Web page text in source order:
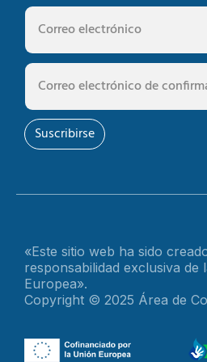
Suscribirse
«Este sitio web ha sido
responsabilidad exclusiva
Europea».
Copyright © 2025 Área de